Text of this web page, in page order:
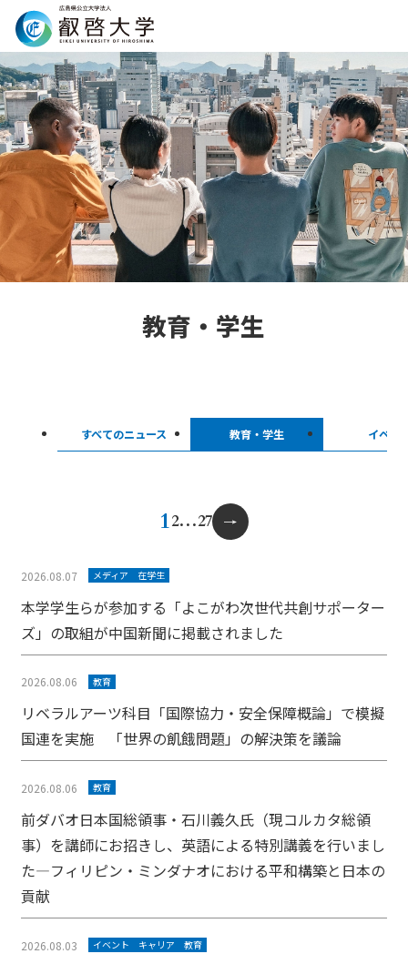
Search
教育・学生
すべてのニュース 教育・学生 イベン
ペ
ー
ジ
送
12…27
2026.08.07 メディア 在学生
本学学生らが参加する「よこがわ次世代共創サポーター
ズ」の取組が中国新聞に掲載されました
2026.08.06 教育
リベラルアーツ科目「国際協力・安全保障概論」で模擬
国連を実施 「世界の飢餓問題」の解決策を議論
2026.08.06 教育
前ダバオ日本国総領事・石川義久氏（現コルカタ総領
事）を講師にお招きし、英語による特別講義を行いまし
た―フィリピン・ミンダナオにおける平和構築と日本の
貢献
2026.08.03 イベント キャリア 教育